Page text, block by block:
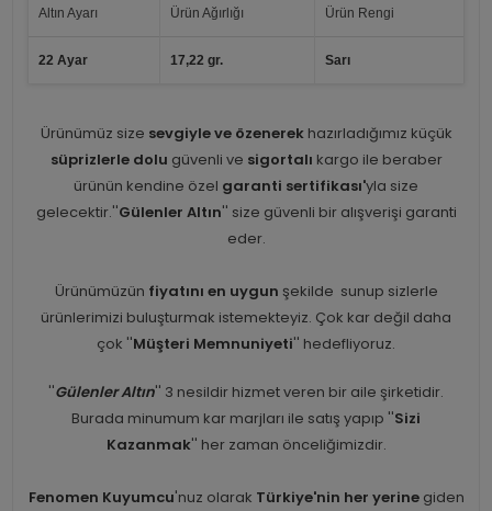
Altın Ayarı Ürün Ağırlığı Ürün Rengi
22 Ayar 17,22 gr. Sarı
Ürünümüz size sevgiyle ve özenerekhazırladığımız küçük
süprizlerle dolu güvenli ve sigortalı kargo ile beraber
ürünün kendine özel garanti sertifikası'yla size
gelecektir.''Gülenler Altın'' size güvenli bir alışverişi garanti
eder.
Ürünümüzün fiyatını en uygun şekilde sunup sizlerle
ürünlerimizi buluşturmak istemekteyiz. Çok kar değil daha
çok ''Müşteri Memnuniyeti'' hedefliyoruz.
''Gülenler Altın'' 3 nesildir hizmet veren bir aile şirketidir.
Burada minumum kar marjları ile satış yapıp ''Sizi
Kazanmak'' her zaman önceliğimizdir.
Fenomen Kuyumcu'nuz olarak Türkiye'nin her yerinegiden